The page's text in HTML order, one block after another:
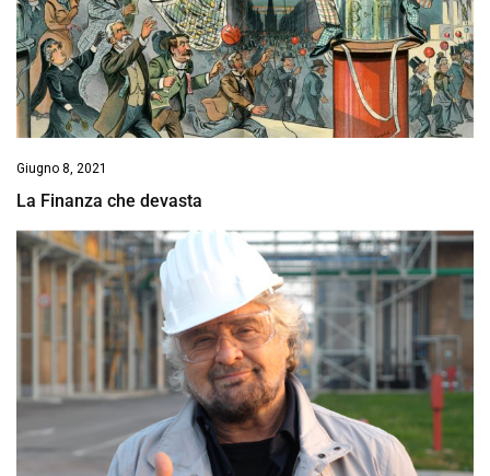
Giugno 8, 2021
La Finanza che devasta